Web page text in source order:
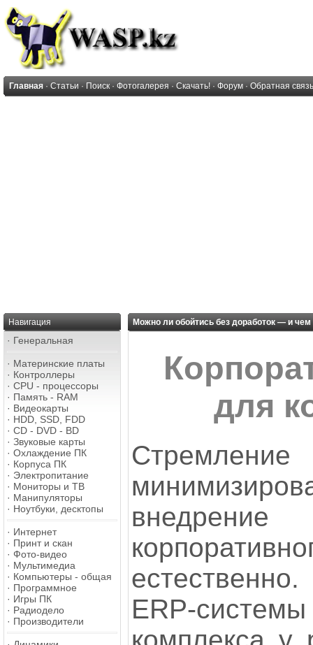
Главная · Статьи · Поиск · Фотогалерея · Скачать! · Форум · Обратная связь
Навигация
· Генеральная
· Материнские платы
· Контроллеры
· CPU - процессоры
· Память - RAM
· Видеокарты
· HDD, SSD, FDD
· CD - DVD - BD
· Звуковые карты
· Охлаждение ПК
· Корпуса ПК
· Электропитание
· Мониторы и ТВ
· Манипуляторы
· Ноутбуки, десктопы
· Интернет
· Принт и скан
· Фото-видео
· Мультимедиа
· Компьютеры - общая
· Программное
· Игры ПК
· Радиодело
· Производители
Можно ли обойтись без доработок — и чем
для
ERP-